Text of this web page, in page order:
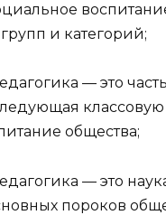
и категорий;
— это часть
классовую
общества;
— это
пороков